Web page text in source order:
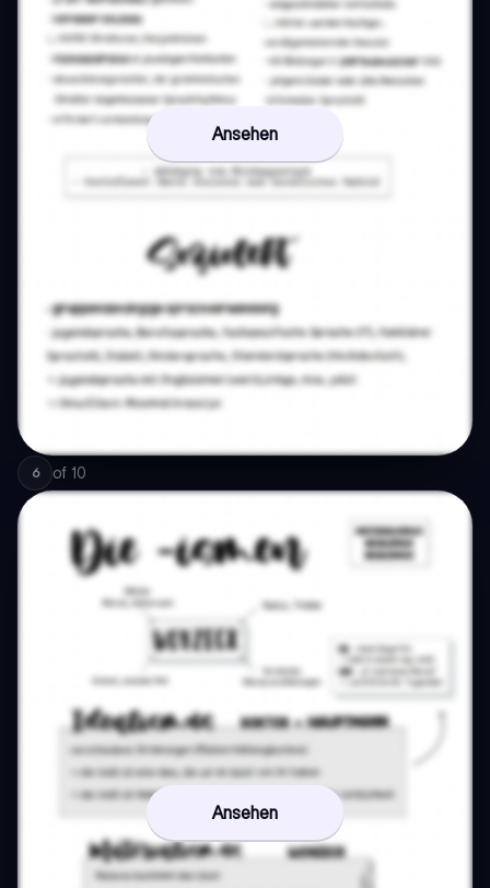
Ansehen
6 of 10
Ansehen